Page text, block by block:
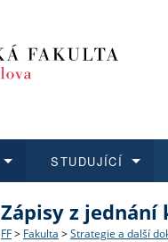
Struktura a historie
Co studovat a jak se
STUDUJÍCÍ
Bakalářské a magisterské
O vědě a výzkumu na FF
Aktuální nabídky a
Zápisy z jednání
FF > Fakulta > Strategie a další